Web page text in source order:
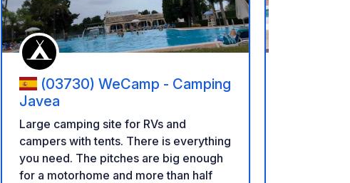
(03730) WeCamp - Camping
Javea
Large camping site for RVs and
campers with tents. There is everything
you need. The pitches are big enough
for a motorhome and more than half